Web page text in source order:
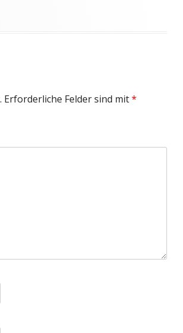
Erforderliche Felder sind mit*